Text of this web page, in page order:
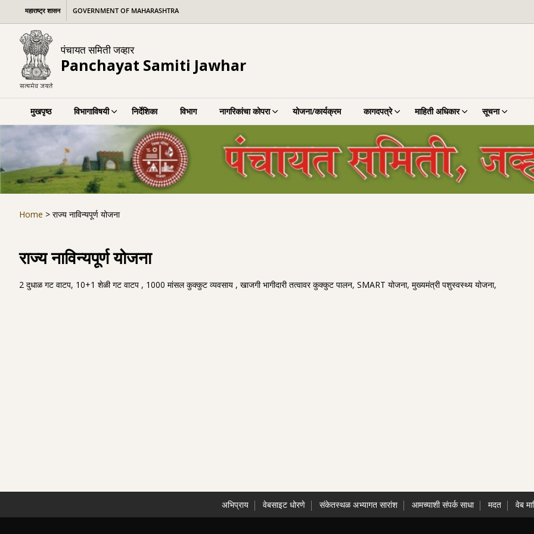
content
महाराष्ट्र शासन GOVERNMENT OF MAHARASHTRA
पंचायत समिती जव्हार
Panchayat Samiti Jawhar
मुखपृष्ठ विभागाविषयी निर्देशिका विभाग नागरिकांचा कोपरा योजना/कार्यक्रम कागदपत्रे माहिती अधिकार सूचना
Home > राज्य नाविन्यपूर्ण योजना
राज्य नाविन्यपूर्ण योजना
2 दुधाळ गट वाटप, 10+1 शेळी गट वाटप , 1000 मांसल कुक्कुट व्यवसाय , खाजगी भागीदारी तत्वावर कुक्कुट पालन, SMART योजना, मुख्यमंत्री पशुस्वस्थ्य योजना,
अभिप्राय वेबसाइट धोरणे संकेतस्थळ अभ्यागत सारांश आमच्याशी संपर्क साधा मदत वेब